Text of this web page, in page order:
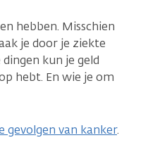
hebben. Misschien
je door je ziekte
kun je geld
hebt. En wie je om
gevolgen van kanker.